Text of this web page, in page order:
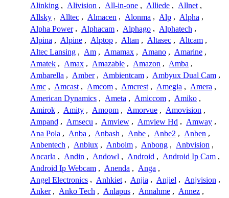
Alinking , Alivision , All-in-one , Alliede , Allnet ,
Allsky , Alltec , Almacen , Alonma , Alp , Alpha ,
Alpha Power , Alphacam , Alphago , Alphatech ,
Alpina , Alpine , Alptop , Altan , Altasec , Altcam ,
Altec Lansing , Am , Amamax , Amano , Amarine ,
Amatek , Amax , Amazable , Amazon , Amba ,
Ambarella , Amber , Ambientcam , Ambyux Dual Cam ,
Amc , Amcast , Amcom , Amcrest , Amegia , Amera ,
American Dynamics , Ameta , Amiccom , Amiko ,
Amirok , Amity , Amopm , Amorvue , Amovision ,
Ampand , Amsecu , Amview , Amview Hd , Amway ,
Ana Pola , Anba , Anbash , Anbe , Anbe2 , Anben ,
Anbentech , Anbiux , Anbolm , Anbong , Anbvision ,
Ancarla , Andin , Andowl , Android , Android Ip Cam ,
Android Ip Webcam , Anenda , Anga ,
Angel Electronics , Anhkiet , Anjia , Anjiel , Anjvision ,
Anker , Anko Tech , Anlapus , Annahme , Annez ,